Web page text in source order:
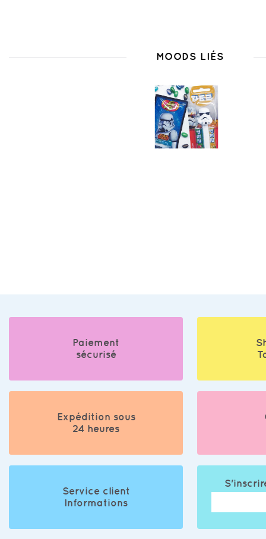
MOODS LIÉS
Paiement
sécurisé
Expédition sous
24 heures
Service client
Informations